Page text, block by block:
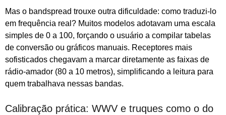
Mas o bandspread trouxe outra dificuldade: como traduzi-lo
em frequência real? Muitos modelos adotavam uma escala
simples de 0 a 100, forçando o usuário a compilar tabelas
de conversão ou gráficos manuais. Receptores mais
sofisticados chegavam a marcar diretamente as faixas de
rádio‑amador (80 a 10 metros), simplificando a leitura para
quem trabalhava nessas bandas.
Calibração prática: WWV e truques como o do